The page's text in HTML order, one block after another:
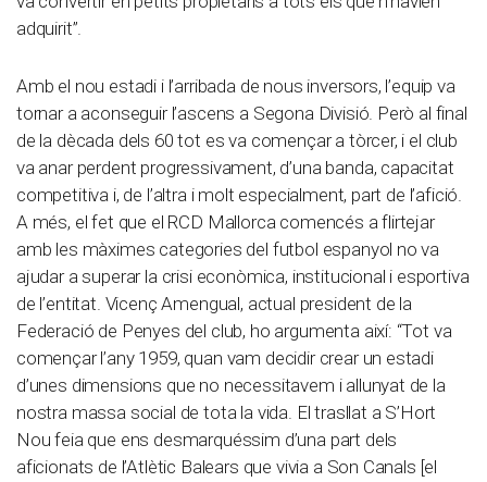
adquirit”.
Amb el nou estadi i l’arribada de nous inversors, l’equip va
tornar a aconseguir l’ascens a Segona Divisió. Però al final
de la dècada dels 60 tot es va començar a tòrcer, i el club
va anar perdent progressivament, d’una banda, capacitat
competitiva i, de l’altra i molt especialment, part de l’afició.
A més, el fet que el RCD Mallorca comencés a flirtejar
amb les màximes categories del futbol espanyol no va
ajudar a superar la crisi econòmica, institucional i esportiva
de l’entitat. Vicenç Amengual, actual president de la
Federació de Penyes del club, ho argumenta així: “Tot va
començar l’any 1959, quan vam decidir crear un estadi
d’unes dimensions que no necessitavem i allunyat de la
nostra massa social de tota la vida. El trasllat a S’Hort
Nou feia que ens desmarquéssim d’una part dels
aficionats de l’Atlètic Balears que vivia a Son Canals [el